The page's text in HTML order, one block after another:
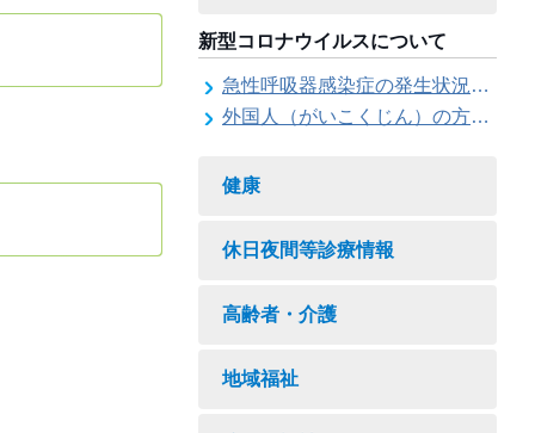
新型コロナウイルスについて
急性呼吸器感染症の発生状況について
外国人（がいこくじん）の方（かた）への情報（じょうほう）
健康
休日夜間等診療情報
高齢者・介護
地域福祉